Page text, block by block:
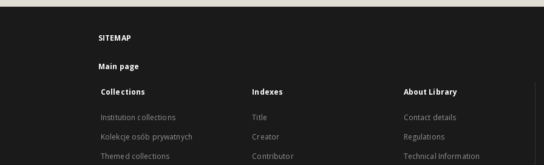
SITEMAP
Main page
Collections
Institution collections
Kolekcje osób prywatnych
Themed collections
Indexes
Title
Creator
Contributor
About Library
Contact details
Regulations
Technical Information